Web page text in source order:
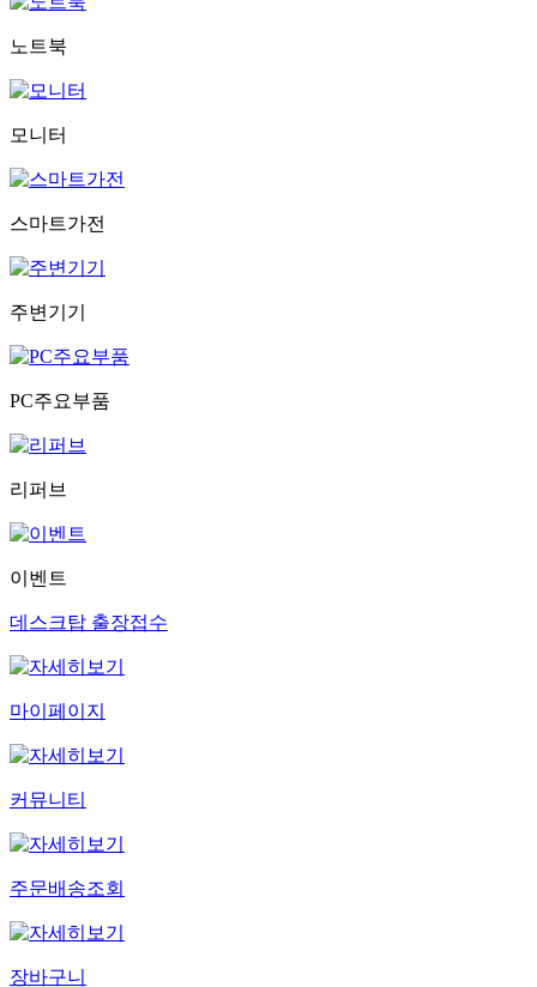
노트북
모니터
스마트가전
주변기기
PC주요부품
리퍼브
이벤트
데스크탑 출장접수
마이페이지
커뮤니티
주문배송조회
장바구니